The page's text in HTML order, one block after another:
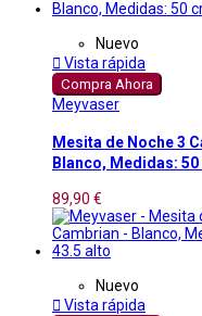
Nuevo
 Vista rápida
Compra Ahora
Meyvaser
Mesita de Noche 3
Blanco, Medidas: 50
89,90 €
Nuevo
 Vista rápida